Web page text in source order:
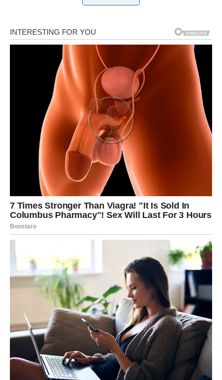
kvaliteta kiselog kupusa je tehnika poznata kao presolac.
Ovaj postupak uključuje prelijevanje tečnosti iz bureta
odozgo kako bi se eliminisao višak kiseonika i pročistila
salamura. Ovaj proces pomaže stabilizaciji fermentacije i
smanjuje rizik od stvaranja sluzi. Bitno je napomenuti da
se cijela salamura ne mijenja, jer bi to moglo narušiti
mikrobiološku ravnotežu —
doptunjavanje postojećih
je uvijek preporučljivije. Dodatno, preporučuje
se da se koristi drveni štap za miješanje salamure, jer
drvo ne reagira s kiselinama i osigurava bolju
fermentaciju.
Pravilno Čuvanje Kiselog Kupusa
Da bi kiseli kupus ostao hrskav i svjež tokom zime, važno
je čuvati ga na pravoj temperaturi. Idealna temperatura za
fermentaciju je između 0 i 4°C. Ako je temperatura
previsoka, kupus se raspada; ako je preniska, može doći
do oštećenja. Najbolje posude za čuvanje kiselog kupusa
su drvene, keramičke ili staklene, jer metalne posude
mogu utjecati na boju i ukus. Također, važno je osigurati
da je posuda dobro zatvorena kako bi se spriječio unos
neželjenih bakterija i održala optimalna klima unutar
posude.
Kako Održavati Kvalitet Kiselog Kupusa